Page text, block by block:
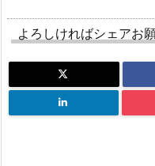
よろしければシェアお